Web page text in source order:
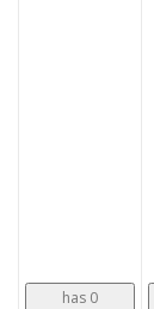
has 0